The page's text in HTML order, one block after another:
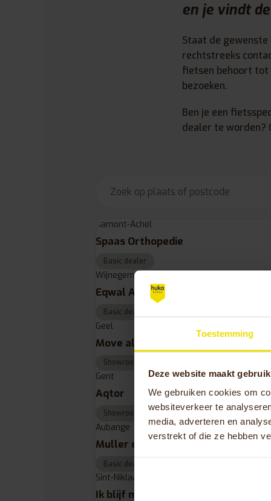
Toestemming
Deze website maakt
We gebruiken cookies om
websiteverkeer te
media, adverteren en
verstrekt of die ze hebben
en je vindt
Staat de
rechtstreeks
fietsen behoort tot
bezoeken.
Ben je een
dealer te worden?
Hamont-Achel
Spaas Orthopedie
Basic dealer
Wijnegem
Eqwal Ability
Basic dealer
Geel
Move all the way | Geel
Showroom dealer
Gent
Aqtor
Showroom dealer
Aubange
Muller cycle srl
Basic dealer
Sint-Niklaas
Ik blijf mobiel